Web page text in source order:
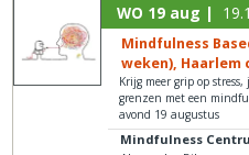
WO 19 aug |
Mindfulness
weken), Haarlem
Krijg meer grip op
grenzen met een
avond 19 augustus
Mindfulness